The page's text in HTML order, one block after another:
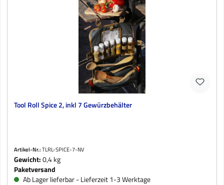
Tool Roll Spice 2, inkl 7 Gewürzbehälter
Artikel-Nr.:TLRL-SPICE-7-NV
Gewicht:0,4 kg
Paketversand
Ab Lager lieferbar - Lieferzeit 1-3 Werktage